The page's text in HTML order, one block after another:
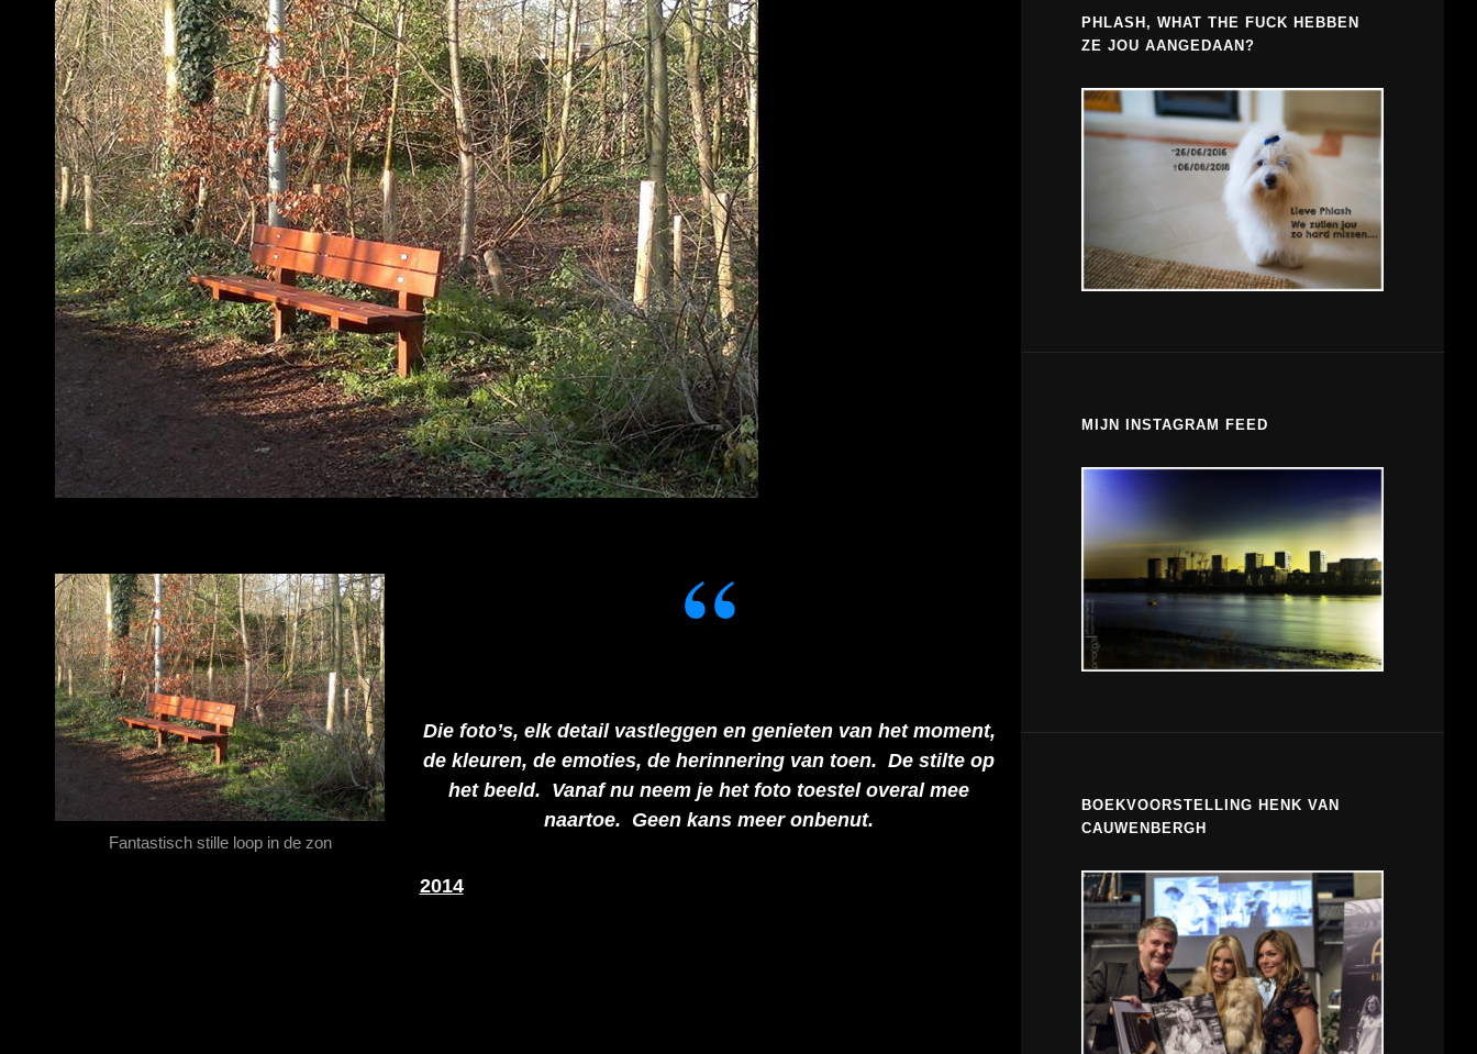
Fantastisch stille loop in de zon
Die foto’s, elk detail vastleggen en genieten van het moment,
de kleuren, de emoties, de herinnering van toen. De stilte op
het beeld. Vanaf nu neem je het foto toestel overal mee
naartoe. Geen kans meer onbenut.
2014
PHLASH, WHAT THE FUCK HEBBEN
ZE JOU AANGEDAAN?
MIJN INSTAGRAM FEED
BOEKVOORSTELLING HENK VAN
CAUWENBERGH